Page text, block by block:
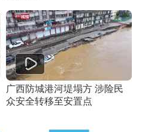
广西防城港河堤塌方 涉险民
众安全转移至安置点